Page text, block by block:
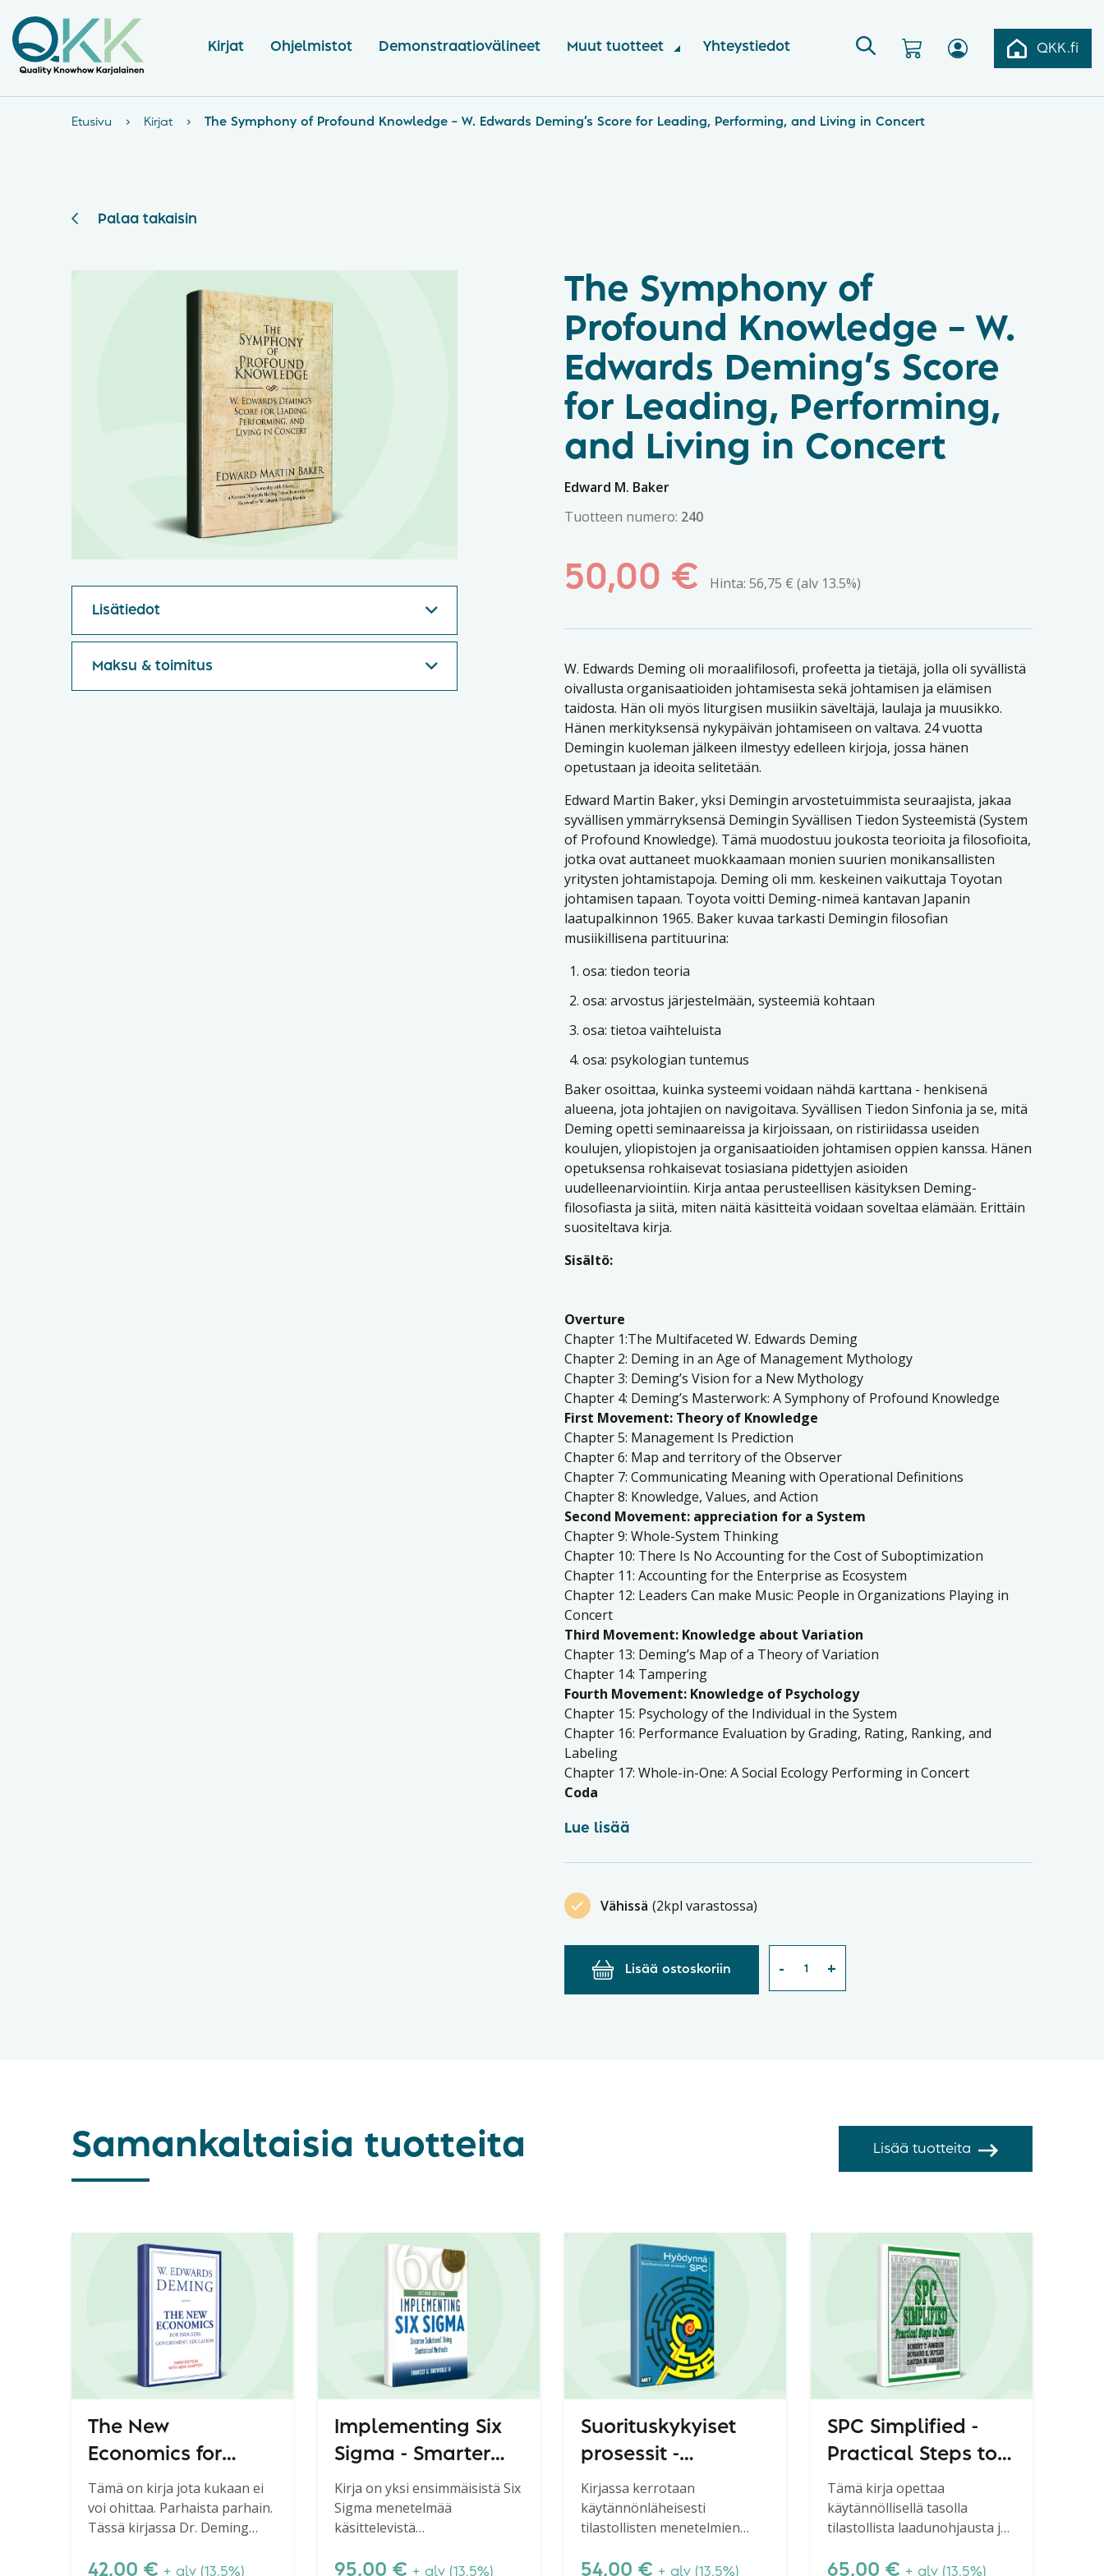
Kirjat Ohjelmistot Demonstraatiovälineet Muut tuotteet Yhteystiedot QKK.fi
Etusivu › Kirjat › The Symphony of Profound Knowledge – W. Edwards Deming’s Score for Leading, Performing, and Living in Concert
Palaa takaisin
Lisätiedot
Maksu & toimitus
The Symphony of
Profound Knowledge – W.
Edwards Deming’s Score
for Leading, Performing,
and Living in Concert
Edward M. Baker
Tuotteen numero: 240
50,00 € Hinta: 56,75 € (alv 13.5%)
W. Edwards Deming oli moraalifilosofi, profeetta ja tietäjä, jolla oli syvällistä
oivallusta organisaatioiden johtamisesta sekä johtamisen ja elämisen
taidosta. Hän oli myös liturgisen musiikin säveltäjä, laulaja ja muusikko.
Hänen merkityksensä nykypäivän johtamiseen on valtava. 24 vuotta
Demingin kuoleman jälkeen ilmestyy edelleen kirjoja, jossa hänen
opetustaan ja ideoita selitetään.
Edward Martin Baker, yksi Demingin arvostetuimmista seuraajista, jakaa
syvällisen ymmärryksensä Demingin Syvällisen Tiedon Systeemistä (System
of Profound Knowledge). Tämä muodostuu joukosta teorioita ja filosofioita,
jotka ovat auttaneet muokkaamaan monien suurien monikansallisten
yritysten johtamistapoja. Deming oli mm. keskeinen vaikuttaja Toyotan
johtamisen tapaan. Toyota voitti Deming-nimeä kantavan Japanin
laatupalkinnon 1965. Baker kuvaa tarkasti Demingin filosofian
musiikillisena partituurina:
osa: tiedon teoria
osa: arvostus järjestelmään, systeemiä kohtaan
osa: tietoa vaihteluista
osa: psykologian tuntemus
Baker osoittaa, kuinka systeemi voidaan nähdä karttana - henkisenä
alueena, jota johtajien on navigoitava. Syvällisen Tiedon Sinfonia ja se, mitä
Deming opetti seminaareissa ja kirjoissaan, on ristiriidassa useiden
koulujen, yliopistojen ja organisaatioiden johtamisen oppien kanssa. Hänen
opetuksensa rohkaisevat tosiasiana pidettyjen asioiden
uudelleenarviointiin. Kirja antaa perusteellisen käsityksen Deming-
filosofiasta ja siitä, miten näitä käsitteitä voidaan soveltaa elämään. Erittäin
suositeltava kirja.
Sisältö:
Overture
Chapter 1:The Multifaceted W. Edwards Deming
Chapter 2: Deming in an Age of Management Mythology
Chapter 3: Deming’s Vision for a New Mythology
Chapter 4: Deming’s Masterwork: A Symphony of Profound Knowledge
First Movement: Theory of Knowledge
Chapter 5: Management Is Prediction
Chapter 6: Map and territory of the Observer
Chapter 7: Communicating Meaning with Operational Definitions
Chapter 8: Knowledge, Values, and Action
Second Movement: appreciation for a System
Chapter 9: Whole-System Thinking
Chapter 10: There Is No Accounting for the Cost of Suboptimization
Chapter 11: Accounting for the Enterprise as Ecosystem
Chapter 12: Leaders Can make Music: People in Organizations Playing in
Concert
Third Movement: Knowledge about Variation
Chapter 13: Deming’s Map of a Theory of Variation
Chapter 14: Tampering
Fourth Movement: Knowledge of Psychology
Chapter 15: Psychology of the Individual in the System
Chapter 16: Performance Evaluation by Grading, Rating, Ranking, and
Labeling
Chapter 17: Whole-in-One: A Social Ecology Performing in Concert
Coda
Lue lisää
Vähissä (2kpl varastossa)
Lisää ostoskoriin
Samankaltaisia tuotteita Lisää tuotteita
The New
Economics for
Industry,
Government,
Education, 3rd
edition
Tämä on kirja jota kukaan ei
voi ohittaa. Parhaista parhain.
Tässä kirjassa Dr. Deming
systeeminsä (System of
42,00 € + alv (13.5%)
Implementing Six
Sigma - Smarter
Solutions Using
Statistical Methods
Kirja on yksi ensimmäisistä Six
Sigma menetelmää
käsittelevistä
käsitellään Six Sigman neljä
95,00 € + alv (13.5%)
Suorituskykyiset
prosessit -
Hyödynnä SPC, 2.
uudistettu painos
Kirjassa kerrotaan
käytännönläheisesti
tilastollisten menetelmien
soveltamisesta.
54,00 € + alv (13.5%)
SPC Simplified -
Practical Steps to
Quality, Second
edition
Tämä kirja opettaa
käytännöllisellä tasolla
tilastollista laadunohjausta ja
hyvän ja helposti
65,00 € + alv (13.5%)